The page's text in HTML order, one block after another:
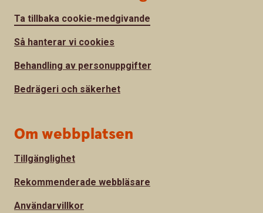
Ta tillbaka cookie-medgivande
Så hanterar vi cookies
Behandling av personuppgifter
Bedrägeri och säkerhet
Om webbplatsen
Tillgänglighet
Rekommenderade webbläsare
Användarvillkor